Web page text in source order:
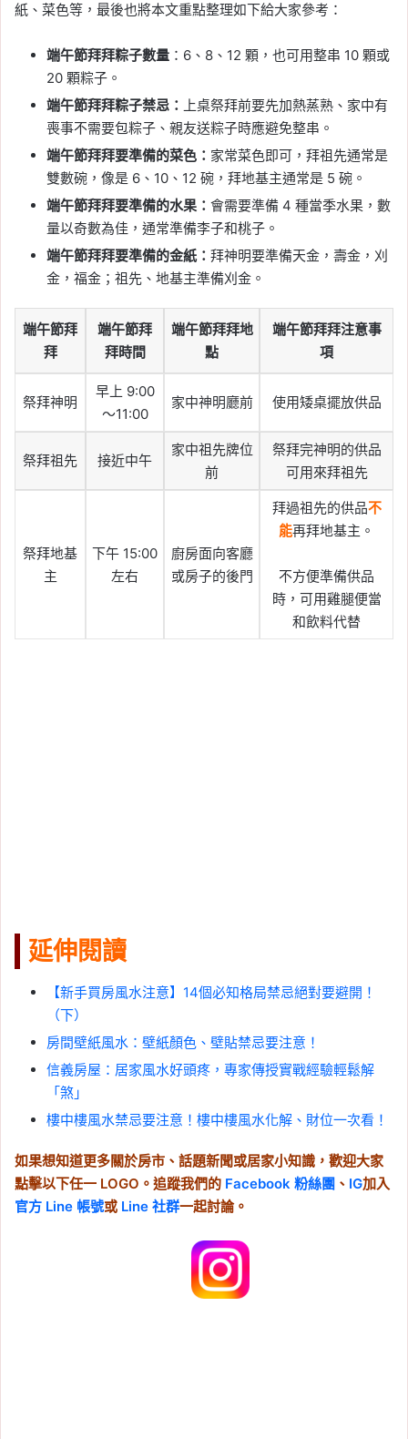
紙、菜色等，最後也將本文重點整理如下給大家參考：
端午節拜拜粽子數量 ：6、8、12 顆，也可用整串 10 顆或
20 顆粽子。
端午節拜拜粽子禁忌：
上桌祭拜前要先加熱蒸熟、家中有
喪事不需要包粽子、親友送粽子時應避免整串。
端午節拜拜要準備的菜色： 家常菜色即可，拜祖先通常是
雙數碗，像是 6、10、12 碗，拜地基主通常是 5 碗。
端午節拜拜要準備的水果： 會需要準備 4 種當季水果，數
量以奇數為佳，通常準備李子和桃子。
端午節拜拜要準備的金紙： 拜神明要準備天金，壽金，刈
金，福金；祖先、地基主準備刈金。
端午節拜
拜
端午節拜
拜時間
端午節拜拜地
點
端午節拜拜注意事
項
祭拜神明
早上 9:00
～11:00
家中神明廳前 使用矮桌擺放供品
祭拜祖先 接近中午
家中祖先牌位
前
祭拜完神明的供品
可用來拜祖先
祭拜地基
主
下午 15:00
左右
廚房面向客廳
或房子的後門
拜過祖先的供品不
能再拜地基主。
不方便準備供品
時，可用雞腿便當
和飲料代替
延伸閱讀
【新手買房風水注意】14個必知格局禁忌絕對要避開！
（下）
房間壁紙風水：壁紙顏色、壁貼禁忌要注意！
信義房屋：居家風水好頭疼，專家傳授實戰經驗輕鬆解
「煞」
樓中樓風水禁忌要注意！樓中樓風水化解、財位一次看！
如果想知道更多關於房市、話題新聞或居家小知識，歡迎大家
點擊以下任一 LOGO。追蹤我們的 Facebook 粉絲團 、 IG加入
官方 Line 帳號或 Line 社群一起討論。